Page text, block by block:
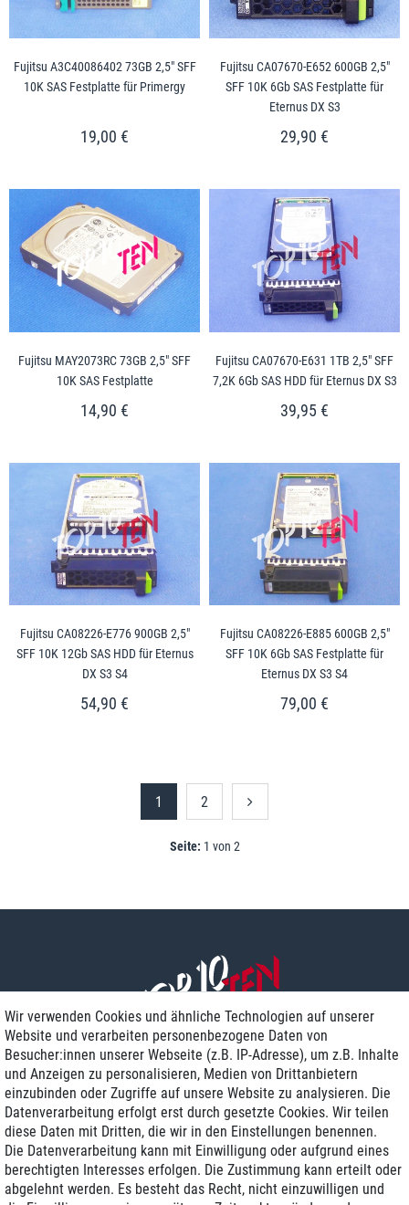
Fujitsu A3C40086402 73GB 2,5" SFF
10K SAS Festplatte für Primergy
19,00 €
Fujitsu CA07670-E652 600GB 2,5"
SFF 10K 6Gb SAS Festplatte für
Eternus DX S3
29,90 €
Fujitsu MAY2073RC 73GB 2,5" SFF
10K SAS Festplatte
14,90 €
Fujitsu CA07670-E631 1TB 2,5" SFF
7,2K 6Gb SAS HDD für Eternus DX S3
39,95 €
Fujitsu CA08226-E776 900GB 2,5"
SFF 10K 12Gb SAS HDD für Eternus
DX S3 S4
54,90 €
Fujitsu CA08226-E885 600GB 2,5"
SFF 10K 6Gb SAS Festplatte für
Eternus DX S3 S4
79,00 €
1 2
Seite: 1 von 2
Zustellung am nächsten Werktag
Günstiger Versand
Generalüberholt mit Garantie
Wir verwenden Cookies und ähnliche Technologien auf unserer
Website und verarbeiten personenbezogene Daten von
Besucher:innen unserer Webseite (z.B. IP-Adresse), um z.B. Inhalte
und Anzeigen zu personalisieren, Medien von Drittanbietern
einzubinden oder Zugriffe auf unsere Website zu analysieren. Die
Datenverarbeitung erfolgt erst durch gesetzte Cookies. Wir teilen
diese Daten mit Dritten, die wir in den Einstellungen benennen.
Die Datenverarbeitung kann mit Einwilligung oder aufgrund eines
berechtigten Interesses erfolgen. Die Zustimmung kann erteilt oder
abgelehnt werden. Es besteht das Recht, nicht einzuwilligen und